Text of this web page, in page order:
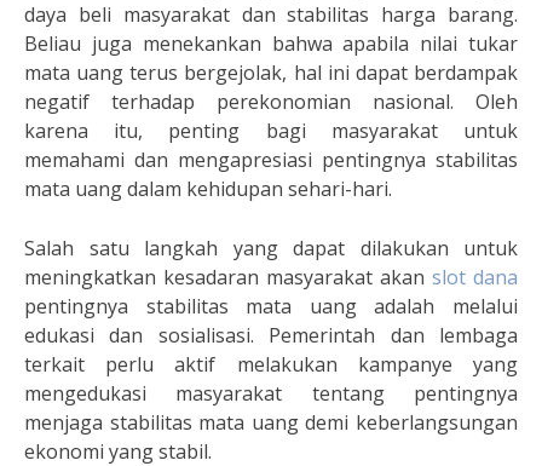
daya beli masyarakat dan stabilitas harga barang.
Beliau juga menekankan bahwa apabila nilai tukar
mata uang terus bergejolak, hal ini dapat berdampak
negatif terhadap perekonomian nasional. Oleh
karena itu, penting bagi masyarakat untuk
memahami dan mengapresiasi pentingnya stabilitas
mata uang dalam kehidupan sehari-hari.
Salah satu langkah yang dapat dilakukan untuk
meningkatkan kesadaran masyarakat akan slot dana
pentingnya stabilitas mata uang adalah melalui
edukasi dan sosialisasi. Pemerintah dan lembaga
terkait perlu aktif melakukan kampanye yang
mengedukasi masyarakat tentang pentingnya
menjaga stabilitas mata uang demi keberlangsungan
ekonomi yang stabil.